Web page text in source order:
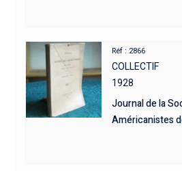
Réf : 2866
COLLECTIF
1928
Journal de la
Américanistes